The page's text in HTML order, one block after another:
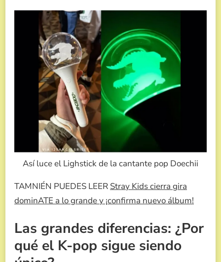
Así luce el Lighstick de la cantante pop Doechii
TAMNIÉN PUEDES LEER Stray Kids cierra gira
dominATE a lo grande y ¡confirma nuevo álbum!
Las grandes diferencias: ¿Por
qué el K-pop sigue siendo